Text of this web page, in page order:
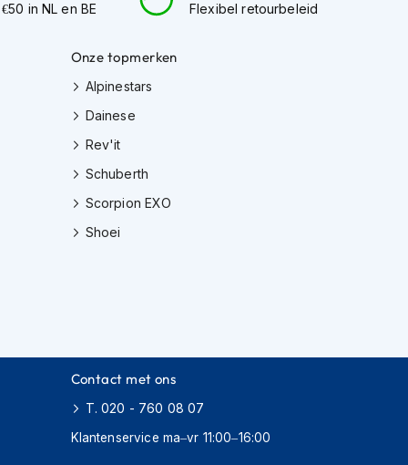
in NL en BE
Flexibel retourbeleid
Onze topmerken
Alpinestars
Dainese
Rev'it
Schuberth
Scorpion EXO
Shoei
Contact met ons
T. 020 - 760 08 07
Klantenservice ma–vr 11:00–16:00